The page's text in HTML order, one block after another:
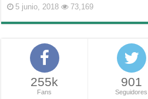
5 junio, 2018 73,169
255k
Fans
901
Seguidores